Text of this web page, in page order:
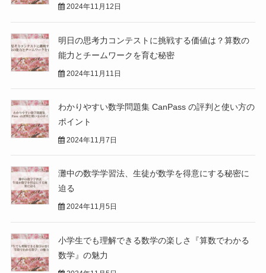
2024年11月12日
明日の思考力コンテストに挑戦する価値は？算数の
能力とチームワークを育む秘密
2024年11月11日
わかりやすい数学問題集 CanPass の評判と使い方の
ポイント
2024年11月7日
灘中の数学学習法、生徒が数学を得意にする秘密に
迫る
2024年11月5日
小学生でも理解できる数学の楽しさ『算数でわかる
数学』の魅力